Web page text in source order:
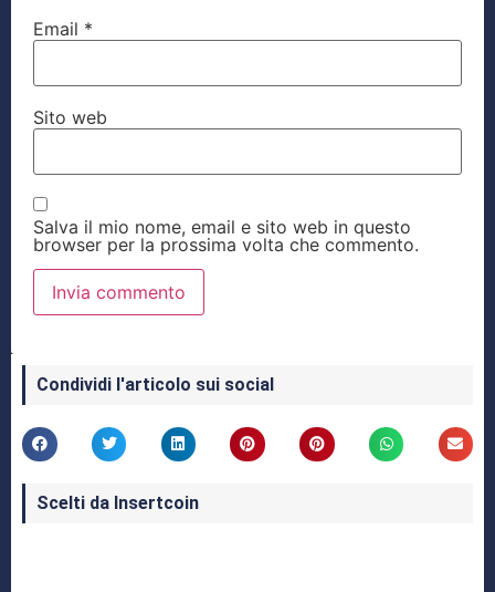
Email *
Sito web
Salva il mio nome, email e sito web in questo
browser per la prossima volta che commento.
Condividi l'articolo sui social
Scelti da Insertcoin